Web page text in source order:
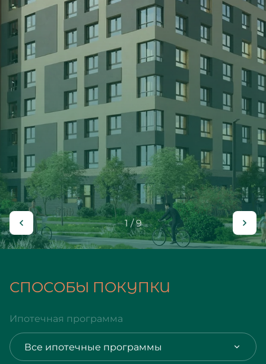
1 / 9
СПОСОБЫ ПОКУПКИ
Ипотечная программа
Все ипотечные программы